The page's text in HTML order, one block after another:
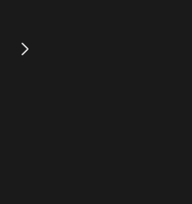
という能力を得たケイのもとに『管
理局』からのコンタクトがある。